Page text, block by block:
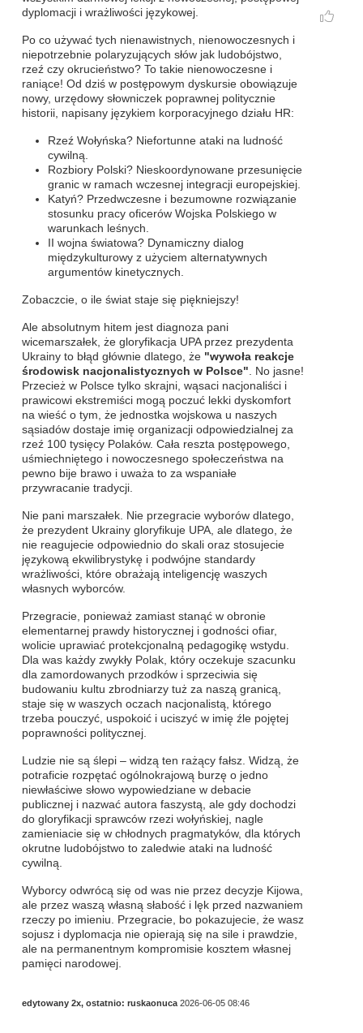
dyplomacji i wrażliwości językowej.
Po co używać tych nienawistnych, nienowoczesnych i
niepotrzebnie polaryzujących słów jak ludobójstwo,
rzeź czy okrucieństwo? To takie nienowoczesne i
raniące! Od dziś w postępowym dyskursie obowiązuje
nowy, urzędowy słowniczek poprawnej politycznie
historii, napisany językiem korporacyjnego działu HR:
Rzeź Wołyńska? Niefortunne ataki na ludność
cywilną.
Rozbiory Polski? Nieskoordynowane przesunięcie
granic w ramach wczesnej integracji europejskiej.
Katyń? Przedwczesne i bezumowne rozwiązanie
stosunku pracy oficerów Wojska Polskiego w
warunkach leśnych.
II wojna światowa? Dynamiczny dialog
międzykulturowy z użyciem alternatywnych
argumentów kinetycznych.
Zobaczcie, o ile świat staje się piękniejszy!
Ale absolutnym hitem jest diagnoza pani
wicemarszałek, że gloryfikacja UPA przez prezydenta
Ukrainy to błąd głównie dlatego, że "wywoła reakcje
środowisk nacjonalistycznych w Polsce" . No jasne!
Przecież w Polsce tylko skrajni, wąsaci nacjonaliści i
prawicowi ekstremiści mogą poczuć lekki dyskomfort
na wieść o tym, że jednostka wojskowa u naszych
sąsiadów dostaje imię organizacji odpowiedzialnej za
rzeź 100 tysięcy Polaków. Cała reszta postępowego,
uśmiechniętego i nowoczesnego społeczeństwa na
pewno bije brawo i uważa to za wspaniałe
przywracanie tradycji.
Nie pani marszałek. Nie przegracie wyborów dlatego,
że prezydent Ukrainy gloryfikuje UPA, ale dlatego, że
nie reagujecie odpowiednio do skali oraz stosujecie
językową ekwilibrystykę i podwójne standardy
wrażliwości, które obrażają inteligencję waszych
własnych wyborców.
Przegracie, ponieważ zamiast stanąć w obronie
elementarnej prawdy historycznej i godności ofiar,
wolicie uprawiać protekcjonalną pedagogikę wstydu.
Dla was każdy zwykły Polak, który oczekuje szacunku
dla zamordowanych przodków i sprzeciwia się
budowaniu kultu zbrodniarzy tuż za naszą granicą,
staje się w waszych oczach nacjonalistą, którego
trzeba pouczyć, uspokoić i uciszyć w imię źle pojętej
poprawności politycznej.
Ludzie nie są ślepi – widzą ten rażący fałsz. Widzą, że
potraficie rozpętać ogólnokrajową burzę o jedno
niewłaściwe słowo wypowiedziane w debacie
publicznej i nazwać autora faszystą, ale gdy dochodzi
do gloryfikacji sprawców rzezi wołyńskiej, nagle
zamieniacie się w chłodnych pragmatyków, dla których
okrutne ludobójstwo to zaledwie ataki na ludność
cywilną.
Wyborcy odwrócą się od was nie przez decyzje Kijowa,
ale przez waszą własną słabość i lęk przed nazwaniem
rzeczy po imieniu. Przegracie, bo pokazujecie, że wasz
sojusz i dyplomacja nie opierają się na sile i prawdzie,
ale na permanentnym kompromisie kosztem własnej
pamięci narodowej.
edytowany 2x, ostatnio: ruskaonuca 2026-06-05 08:46